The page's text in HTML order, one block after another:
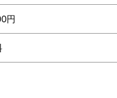
円